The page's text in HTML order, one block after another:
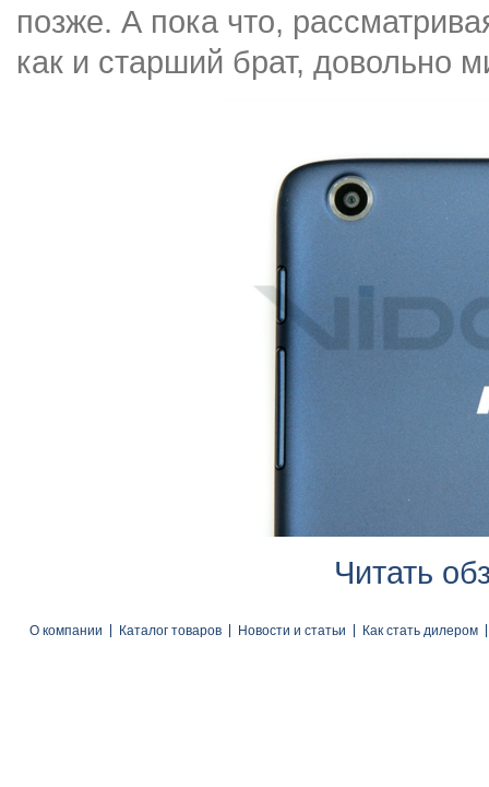
позже. А пока что,
как и старший брат, довольно
Читать
О компании Каталог товаров Новости и статьи Как стать дилером